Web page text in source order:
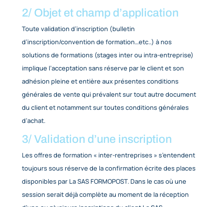
Pour les formations « intra-entreprises », les frais
déplacement/hébergement/restauration de
restent à la charge du client.
2/ Objet et champ
Toute validation d’inscription (bulletin
d’inscription/convention de formation…etc..) à nos
implique l’acceptation sans réserve par le client et
adhésion pleine et entière aux présentes
générales de vente qui prévalent sur tout autre
du client et notamment sur toutes conditions